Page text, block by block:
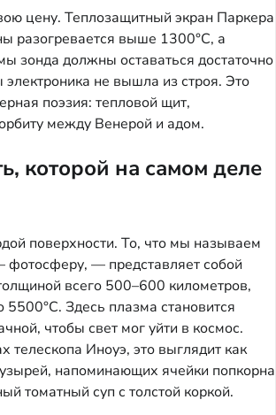
цену. Теплозащитный экран Паркера
разогревается выше 1300°C, а
зонда должны оставаться достаточно
не вышла из строя. Это
поэзия: тепловой щит,
между Венерой и адом.
которой на самом деле
поверхности. То, что мы называем
фотосферу, — представляет собой
всего 500–600 километров,
5500°C. Здесь плазма становится
чтобы свет мог уйти в космос.
телескопа Иноуэ, это выглядит как
напоминающих ячейки попкорна
томатный суп с толстой коркой.